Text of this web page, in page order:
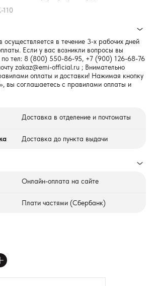
110
в течение 3-х рабочих дней
Если у вас возникли вопросы вы
тел: 8 (800) 550-86-95, +7 (900) 126-68-76
zakaz@emi-official.ru ; Внимательно
оплаты и доставки! Нажимая кнопку
вы соглашаетесь с правилами оплаты и
Доставка в отделение и почтоматы
Доставка до пункта выдачи
Онлайн-оплата на сайте
Плати частями (Сбербанк)
ОТЗЫВ